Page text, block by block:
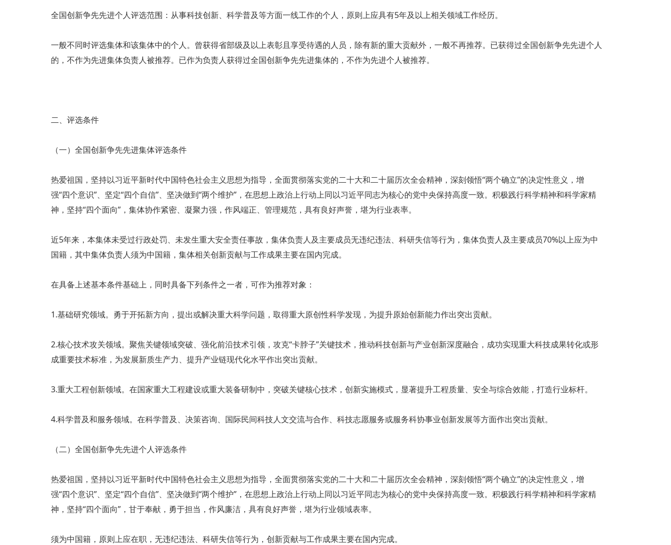
全国创新争先先进个人评选范围：从事科技创新、科学普及等方面一线工作的个人，原则上应具有5年及以上相关领域工作经历。
一般不同时评选集体和该集体中的个人。曾获得省部级及以上表彰且享受待遇的人员，除有新的重大贡献外，一般不再推荐。已获得过全国创新争先先进个人
的，不作为先进集体负责人被推荐。已作为负责人获得过全国创新争先先进集体的，不作为先进个人被推荐。
二、评选条件
（一）全国创新争先先进集体评选条件
热爱祖国，坚持以习近平新时代中国特色社会主义思想为指导，全面贯彻落实党的二十大和二十届历次全会精神，深刻领悟“两个确立”的决定性意义，增
强“四个意识”、坚定“四个自信”、坚决做到“两个维护”，在思想上政治上行动上同以习近平同志为核心的党中央保持高度一致。积极践行科学精神和科学家精
神，坚持“四个面向”，集体协作紧密、凝聚力强，作风端正、管理规范，具有良好声誉，堪为行业表率。
近5年来，本集体未受过行政处罚、未发生重大安全责任事故，集体负责人及主要成员无违纪违法、科研失信等行为，集体负责人及主要成员70%以上应为中
国籍，其中集体负责人须为中国籍，集体相关创新贡献与工作成果主要在国内完成。
在具备上述基本条件基础上，同时具备下列条件之一者，可作为推荐对象：
1.基础研究领域。勇于开拓新方向，提出或解决重大科学问题，取得重大原创性科学发现，为提升原始创新能力作出突出贡献。
2.核心技术攻关领域。聚焦关键领域突破、强化前沿技术引领，攻克“卡脖子”关键技术，推动科技创新与产业创新深度融合，成功实现重大科技成果转化或形
成重要技术标准，为发展新质生产力、提升产业链现代化水平作出突出贡献。
3.重大工程创新领域。在国家重大工程建设或重大装备研制中，突破关键核心技术，创新实施模式，显著提升工程质量、安全与综合效能，打造行业标杆。
4.科学普及和服务领域。在科学普及、决策咨询、国际民间科技人文交流与合作、科技志愿服务或服务科协事业创新发展等方面作出突出贡献。
（二）全国创新争先先进个人评选条件
热爱祖国，坚持以习近平新时代中国特色社会主义思想为指导，全面贯彻落实党的二十大和二十届历次全会精神，深刻领悟“两个确立”的决定性意义，增
强“四个意识”、坚定“四个自信”、坚决做到“两个维护”，在思想上政治上行动上同以习近平同志为核心的党中央保持高度一致。积极践行科学精神和科学家精
神，坚持“四个面向”，甘于奉献，勇于担当，作风廉洁，具有良好声誉，堪为行业领域表率。
须为中国籍，原则上应在职，无违纪违法、科研失信等行为，创新贡献与工作成果主要在国内完成。